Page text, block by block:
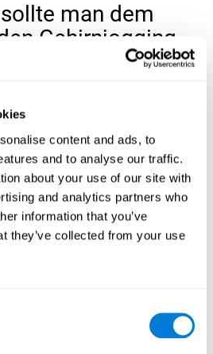
content and ads, to
and to analyse our traffic.
about your use of our site with
and analytics partners who
information that you’ve
they’ve collected from your use
man dem
Gehirnjogging-
widmen?
bis 15 Minuten
an den Trainingsplan zu halten,
für das Training zuschicken.
das Gedächtnis, schlägt das
zwei Spiele zur
kognitive Bewertungsaufgabe
der Gedächtnisleistung
werden. Dabei lassen sich auch
trainieren, wie
Spiele: Aus
stellt dich das